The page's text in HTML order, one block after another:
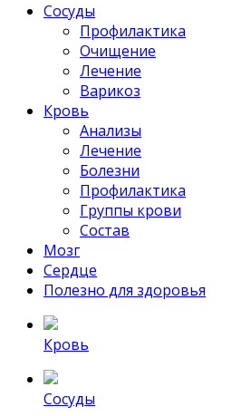
Сосуды
Профилактика
Очищение
Лечение
Варикоз
Кровь
Анализы
Лечение
Болезни
Профилактика
Группы крови
Состав
Мозг
Сердце
Полезно для здоровья
Кровь
Сосуды